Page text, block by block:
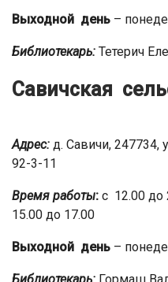
Выходной день –
Библиотекарь: Тетерич
Савичская
Адрес: д. Савичи, 247734,
92-3-11
Время работы: с 12.00 до
15.00 до 17.00
Выходной день –